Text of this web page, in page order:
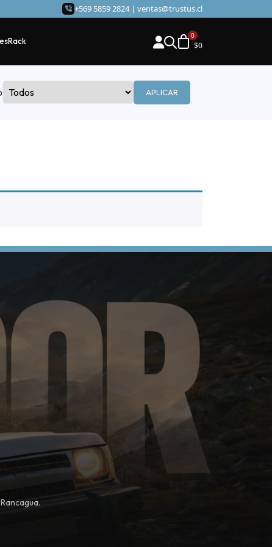
+569 5859 2824 | ventas@trustus.cl
Rack $0
APLICAR